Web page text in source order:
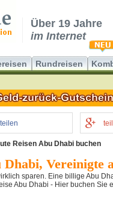
Über 19 Jahre
im Internet
Rundreisen
teilen
Reisen Abu Dhabi buchen
Vereinigte
sparen. Eine billige Abu
Abu Dhabi - Hier buchen Sie